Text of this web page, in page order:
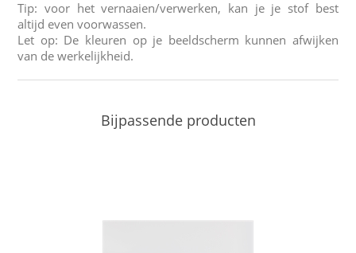
Tip: voor het vernaaien/verwerken, kan je je stof best
altijd even voorwassen.
Let op: De kleuren op je beeldscherm kunnen afwijken
van de werkelijkheid.
Bijpassende producten